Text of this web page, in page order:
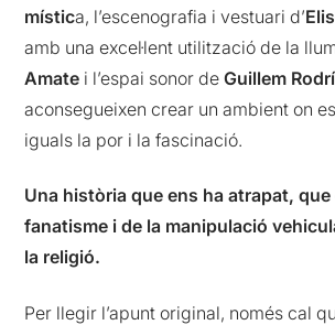
mística, l’escenografia i vestuari d’
amb una excel·lent utilització de la
Amate i l’espai sonor deGuillem
aconsegueixen crear un ambient on
iguals la por i la fascinació.
Una història que ens ha atrapat, que
fanatisme i de la manipulació
la religió.
Per llegir l’apunt original, només cal